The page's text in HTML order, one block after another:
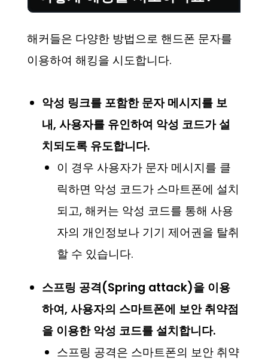
해커들은 다양한 방법으로 핸드폰 문자를
이용하여 해킹을 시도합니다.
악성 링크를 포함한 문자 메시지를 보
내, 사용자를 유인하여 악성 코드가 설
치되도록 유도합니다.
이 경우 사용자가 문자 메시지를 클
릭하면 악성 코드가 스마트폰에 설치
되고, 해커는 악성 코드를 통해 사용
자의 개인정보나 기기 제어권을 탈취
할 수 있습니다.
스프링 공격(Spring attack)을 이용
하여, 사용자의 스마트폰에 보안 취약점
을 이용한 악성 코드를 설치합니다.
스프링 공격은 스마트폰의 보안 취약